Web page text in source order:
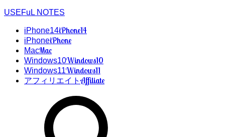
USEFuL NOTES
iPhone14iPhone14
iPhoneiPhone
MacMac
Windows10Windows10
Windows11Windows11
アフィリエイトAffiliate